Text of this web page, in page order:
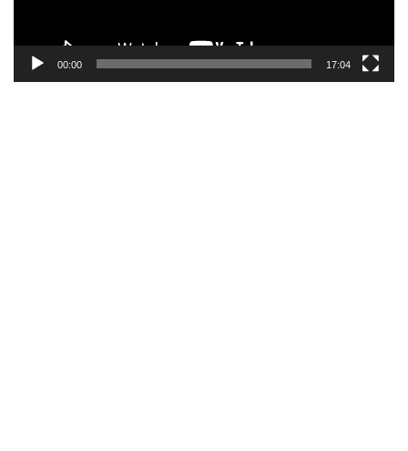
00:00 17:04